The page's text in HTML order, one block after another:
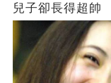
兒子卻長得超帥